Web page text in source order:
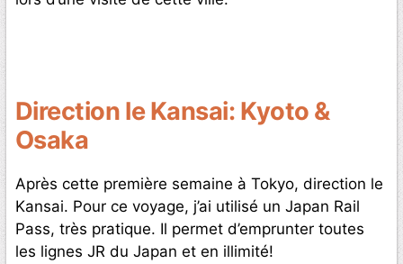
Direction le Kansai: Kyoto &
Osaka
Après cette première semaine à Tokyo, direction le
Kansai. Pour ce voyage, j’ai utilisé un Japan Rail
Pass, très pratique. Il permet d’emprunter toutes
les lignes JR du Japan et en illimité!